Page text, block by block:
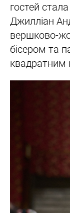
гостей
Джилліан
вершково-
бісером та
квадратним